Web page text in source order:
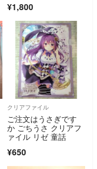
¥1,800
クリアファイル
ご注文はうさぎです
か ごちうさ クリアフ
ァイル リゼ 童話
¥650